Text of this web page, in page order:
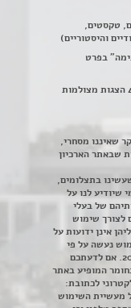
טקסטים,
והיסטוריים)
בפרט
חדר הצפייה מרווח ובו ניתן לצפות ב- 400 הצגות מצולמות
שאיננו מסחרי,
שבאתר הארכיון
בתצלומים,
שיודיע לנו על
של בעלי
לצורך שימוש
אינן ידועות על
נעשה על פי
סעיף 27א לחוק זכויות יוצרים תשס"ח-2007. אם לדעתכם
המופיע באתר
לכתובת:
מעשיית השימוש